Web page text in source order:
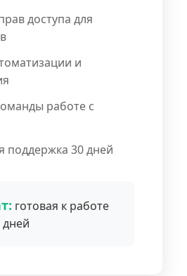
доступа для
и
работе с
поддержка 30 дней
готовая к работе
дней